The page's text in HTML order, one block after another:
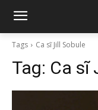
Tags Ca sĩ Jill Sobule
Tag: Ca sĩ